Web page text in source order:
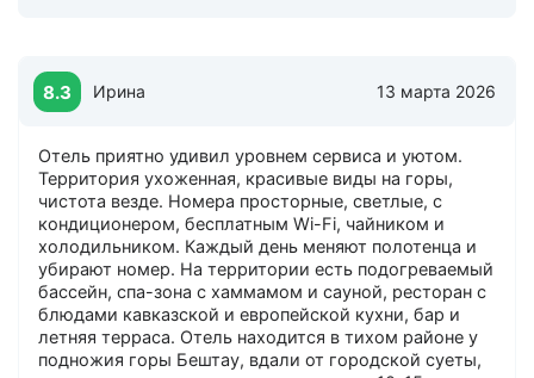
8.3 Ирина 13 марта 2026
Отель приятно удивил уровнем сервиса и уютом.
Территория ухоженная, красивые виды на горы,
чистота везде. Номера просторные, светлые, с
кондиционером, бесплатным Wi-Fi, чайником и
холодильником. Каждый день меняют полотенца и
убирают номер. На территории есть подогреваемый
бассейн, спа-зона с хаммамом и сауной, ресторан с
блюдами кавказской и европейской кухни, бар и
летняя терраса. Отель находится в тихом районе у
подножия горы Бештау, вдали от городской суеты,